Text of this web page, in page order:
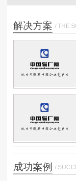
解决方案 / THE
成功案例 /